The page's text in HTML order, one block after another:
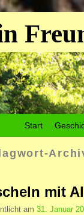
Start
mit
am 31. Januar